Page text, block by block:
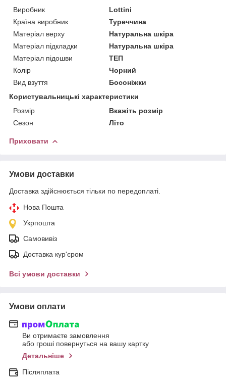
Виробник
Lottini
Країна виробник
Туреччина
Матеріал верху
Натуральна шкіра
Матеріал підкладки
Натуральна шкіра
Матеріал підошви
ТЕП
Колір
Чорний
Вид взуття
Босоніжки
Користувальницькі характеристики
Розмір
Вкажіть розмір
Сезон
Літо
Приховати
Умови доставки
Доставка здійснюється тільки по передоплаті.
Нова Пошта
Укрпошта
Самовивіз
Доставка кур'єром
Всі умови доставки
Умови оплати
Ви отримаєте замовлення
або гроші повернуться на вашу картку
Детальніше
Післяплата